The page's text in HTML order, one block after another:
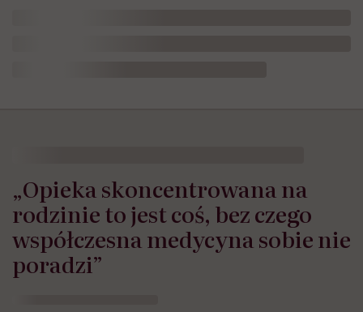
„Opieka skoncentrowana na
rodzinie to jest coś, bez czego
współczesna medycyna sobie nie
poradzi”